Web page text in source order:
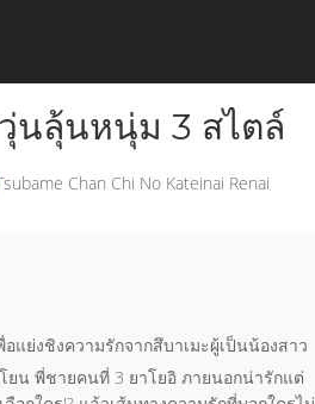
นลุ้นหนุ่ม 3 สไตล์
Chan Chi No Kateinai Renai
แย่งชิงความรักจากสึบาเมะผู้เป็นน้องสาว
น พี่ชายคนที่ 3 ยาโยอิ ภายนอกน่ารักแต่